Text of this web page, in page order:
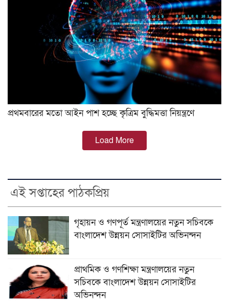
প্রথমবারের মতো আইন পাশ হচ্ছে কৃত্রিম বুদ্ধিমত্তা নিয়ন্ত্রণে
Load More
এই সপ্তাহের পাঠকপ্রিয়
গৃহায়ন ও গণপূর্ত মন্ত্রণালয়ের নতুন সচিবকে
বাংলাদেশ উন্নয়ন সোসাইটির অভিনন্দন
প্রাথমিক ও গণশিক্ষা মন্ত্রণালয়ের নতুন
সচিবকে বাংলাদেশ উন্নয়ন সোসাইটির
অভিনন্দন